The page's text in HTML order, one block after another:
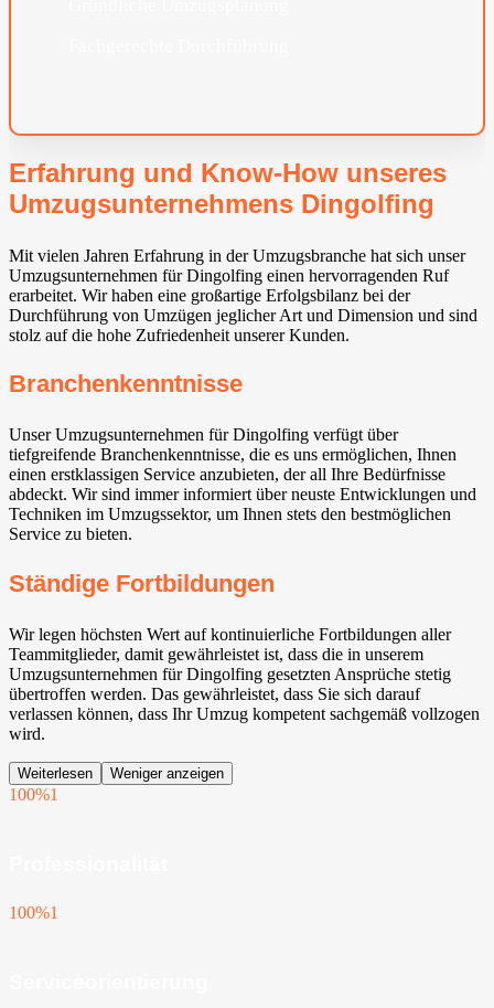
Erfahrung und Know-How unseres
Umzugsunternehmens Dingolfing
Mit vielen Jahren Erfahrung in der Umzugsbranche hat sich unser
Umzugsunternehmen für Dingolfing einen hervorragenden Ruf
erarbeitet. Wir haben eine großartige Erfolgsbilanz bei der
Durchführung von Umzügen jeglicher Art und Dimension und sind
stolz auf die hohe Zufriedenheit unserer Kunden.
Branchenkenntnisse
Unser Umzugsunternehmen für Dingolfing verfügt über
tiefgreifende Branchenkenntnisse, die es uns ermöglichen, Ihnen
einen erstklassigen Service anzubieten, der all Ihre Bedürfnisse
abdeckt. Wir sind immer informiert über neuste Entwicklungen und
Techniken im Umzugssektor, um Ihnen stets den bestmöglichen
Service zu bieten.
Ständige Fortbildungen
Wir legen höchsten Wert auf kontinuierliche Fortbildungen aller
Teammitglieder, damit gewährleistet ist, dass die in unserem
Umzugsunternehmen für Dingolfing gesetzten Ansprüche stetig
übertroffen werden. Das gewährleistet, dass Sie sich darauf
verlassen können, dass Ihr Umzug kompetent sachgemäß vollzogen
wird.
Weiterlesen Weniger anzeigen
100%1
100%1